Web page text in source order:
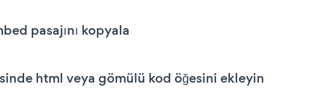
pasajını kopyala
html veya gömülü kod öğesini ekleyin